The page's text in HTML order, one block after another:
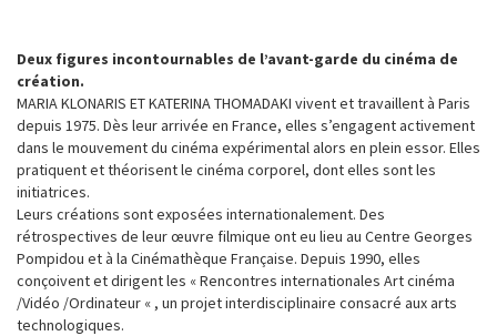
Deux figures incontournables de l’avant-garde du cinéma de
création.
MARIA KLONARIS ET KATERINA THOMADAKI vivent et travaillent à Paris
depuis 1975. Dès leur arrivée en France, elles s’engagent activement
dans le mouvement du cinéma expérimental alors en plein essor. Elles
pratiquent et théorisent le cinéma corporel, dont elles sont les
initiatrices.
Leurs créations sont exposées internationalement. Des
rétrospectives de leur œuvre filmique ont eu lieu au Centre Georges
Pompidou et à la Cinémathèque Française. Depuis 1990, elles
conçoivent et dirigent les « Rencontres internationales Art cinéma
/Vidéo /Ordinateur « , un projet interdisciplinaire consacré aux arts
technologiques.